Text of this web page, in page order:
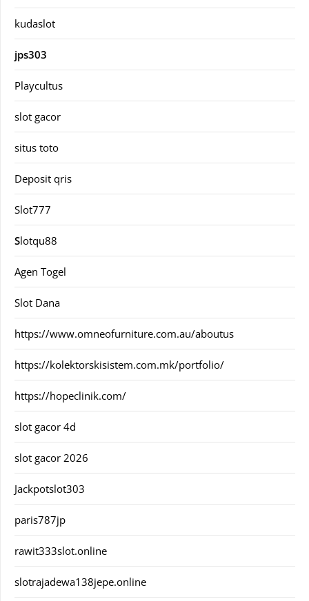
kudaslot
jps303
Playcultus
slot gacor
situs toto
Deposit qris
Slot777
Slotqu88
Agen Togel
Slot Dana
https://www.omneofurniture.com.au/aboutus
https://kolektorskisistem.com.mk/portfolio/
https://hopeclinik.com/
slot gacor 4d
slot gacor 2026
Jackpotslot303
paris787jp
rawit333slot.online
slotrajadewa138jepe.online